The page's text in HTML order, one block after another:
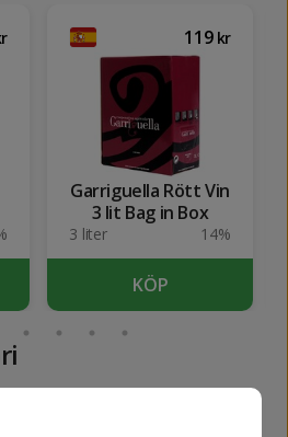
119 kr
Garriguella Rött Vin
3 lit Bag in Box
3 liter 14%
KÖP